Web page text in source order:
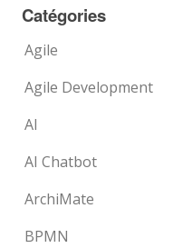
Catégories
Agile
Agile Development
AI
AI Chatbot
ArchiMate
BPMN